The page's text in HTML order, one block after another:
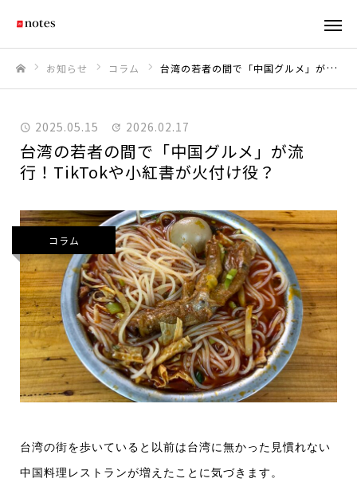
お知らせ コラム 台湾の若者の間で「中国グルメ」が流行！TikTokや小紅書が火付け役？
2025.05.15 2026.02.17
台湾の若者の間で「中国グルメ」が流
行！TikTokや小紅書が火付け役？
コラム
台湾の街を歩いていると以前は台湾に無かった見慣れない
中国料理レストランが増えたことに気づきます。